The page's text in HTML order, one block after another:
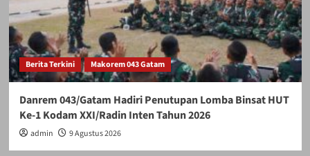
Berita Terkini Makorem 043 Gatam
Danrem 043/Gatam Hadiri Penutupan Lomba Binsat HUT
Ke-1 Kodam XXI/Radin Inten Tahun 2026
admin 9 Agustus 2026